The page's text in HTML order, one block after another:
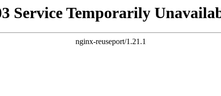
Service Temporarily
nginx-reuseport/1.21.1